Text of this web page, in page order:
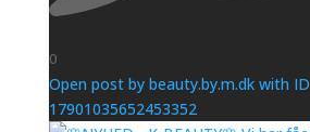
0
Open post by beauty.by.m.dk with ID
17901035652453352